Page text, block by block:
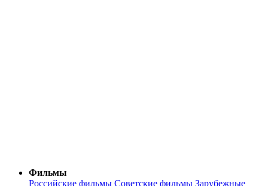
Фильмы
Российские фильмы Советские фильмы Зарубежные